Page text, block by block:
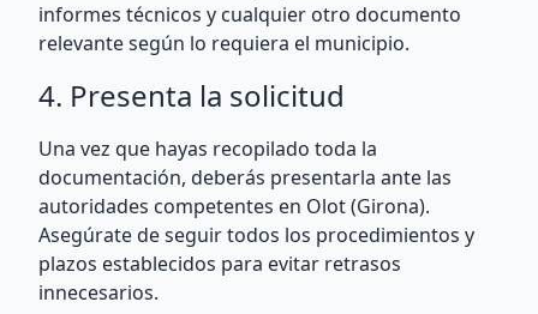
informes técnicos y cualquier otro documento
relevante según lo requiera el municipio.
4. Presenta la solicitud
Una vez que hayas recopilado toda la
documentación, deberás presentarla ante las
autoridades competentes en Olot (Girona).
Asegúrate de seguir todos los procedimientos y
plazos establecidos para evitar retrasos
innecesarios.